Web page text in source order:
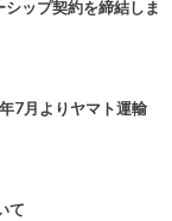
ップ契約を締結しま
7月よりヤマト運輸
て